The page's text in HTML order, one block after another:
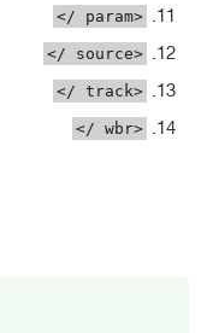
<param />
<source />
<track />
<wbr />